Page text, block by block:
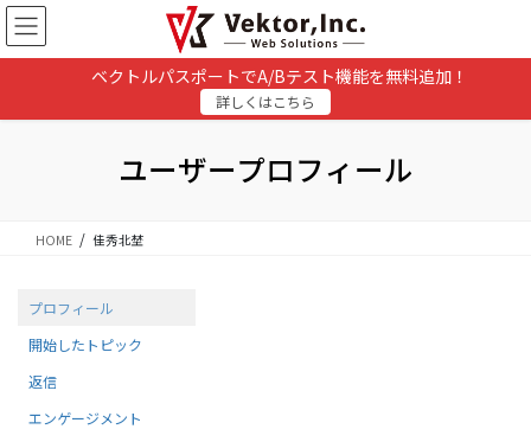
コ
ン
テ
ナ
ビ
ゲ
ベクトルパスポートでA/Bテスト機能を無料追加！
詳しくはこちら
ユーザープロフィール
HOME 佳秀北埜
プロフィール
開始したトピック
返信
エンゲージメント